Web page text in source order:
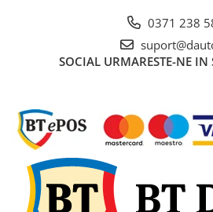
Bare LED (LED Bar) off-road, auto
Becuri Led Auto
Becuri Xenon Auto
Seturi de Becuri Auto
Faruri Camioane, Utilaje &
Tractoare
0371 238
SOCIAL URMARESTE-NE